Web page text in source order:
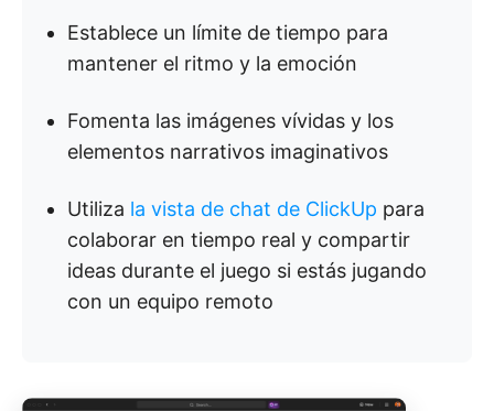
Establece un límite de tiempo para
mantener el ritmo y la emoción
Fomenta las imágenes vívidas y los
elementos narrativos imaginativos
Utiliza la vista de chat de ClickUp para
colaborar en tiempo real y compartir
ideas durante el juego si estás jugando
con un equipo remoto